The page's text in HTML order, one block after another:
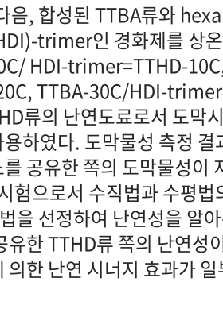
음, 합성된 TTBA류와
trimer인 경화제를 상온
HDI-trimer=TTHD-
TTBA-30C/HDI-
류의 난연도료로서 도막
하였다. 도막물성 측정
공유한 쪽의 도막물성이
험으로서 수직법과 수평
선정하여 난연성을 알
유한 TTHD류 쪽의 난연성
의한 난연 시너지 효과가